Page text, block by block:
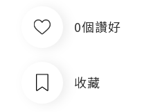
0個讚好
收藏